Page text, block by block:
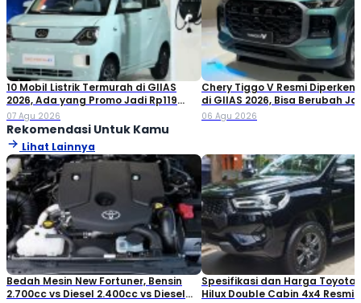
10 Mobil Listrik Termurah di GIIAS
2026, Ada yang Promo Jadi Rp119
Jutaan!
07 Agu 2026
Chery Tiggo V Resmi
di GIIAS 2026, Bisa Berubah
Double Cabin
06 Agu 2026
Rekomendasi Untuk Kamu
Lihat Lainnya
Bedah Mesin New Fortuner, Bensin
2.700cc vs Diesel 2.400cc vs Diesel
Spesifikasi dan Harga Toyota
Hilux Double Cabin 4x4 Resmi